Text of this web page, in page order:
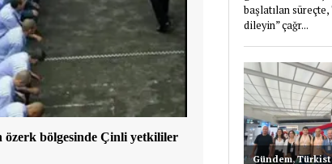
özerk bölgesinde Çinli yetkililer